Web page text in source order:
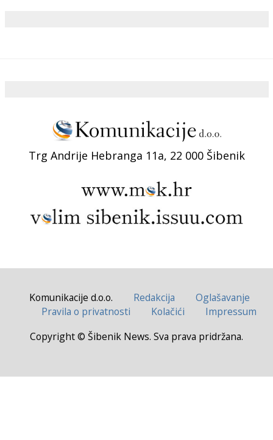
Trg Andrije Hebranga 11a, 22 000 Šibenik
Komunikacije d.o.o. Redakcija
Oglašavanje
Pravila o privatnosti
Kolačići
Impressum
Copyright © Šibenik News. Sva prava pridržana.